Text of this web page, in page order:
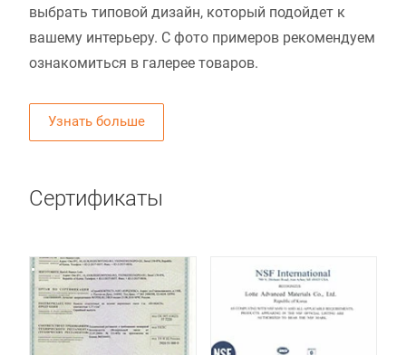
выбрать типовой дизайн, который подойдет к
вашему интерьеру. С фото примеров рекомендуем
ознакомиться в галерее товаров.
Узнать больше
Сертификаты